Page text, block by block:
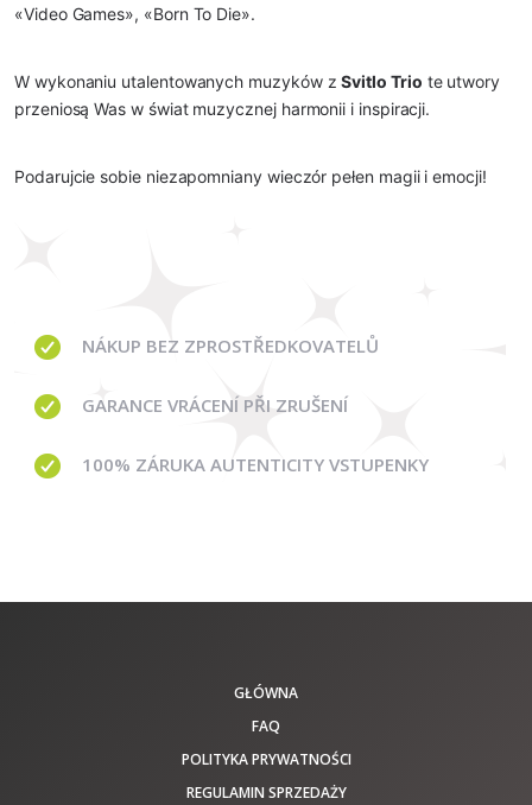
«Video Games», «Born To Die».
W wykonaniu utalentowanych muzyków zSvitlo Trio te utwory
przeniosą Was w świat muzycznej harmonii i inspiracji.
Podarujcie sobie niezapomniany wieczór pełen magii i emocji!
NÁKUP BEZ ZPROSTŘEDKOVATELŮ
GARANCE VRÁCENÍ PŘI ZRUŠENÍ
100% ZÁRUKA AUTENTICITY VSTUPENKY
GŁÓWNA
FAQ
POLITYKA PRYWATNOŚCI
REGULAMIN SPRZEDAŻY